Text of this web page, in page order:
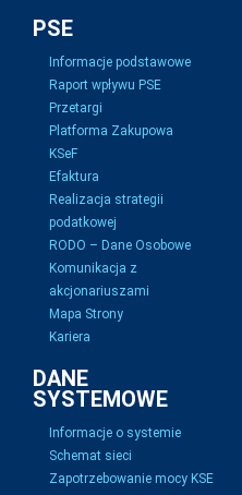
PSE
Informacje podstawowe
Raport wpływu PSE
Przetargi
Platforma Zakupowa
KSeF
Efaktura
Realizacja strategii
podatkowej
RODO – Dane Osobowe
Komunikacja z
akcjonariuszami
Mapa Strony
Kariera
DANE
SYSTEMOWE
Informacje o systemie
Schemat sieci
Zapotrzebowanie mocy KSE